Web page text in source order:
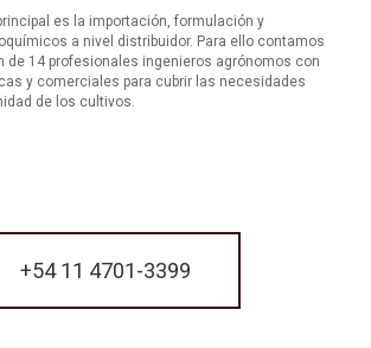
es la importación, formulación y
a nivel distribuidor. Para ello contamos
de 14 profesionales ingenieros agrónomos con
y comerciales para cubrir las necesidades
de los cultivos.
+54 11 4701-3399